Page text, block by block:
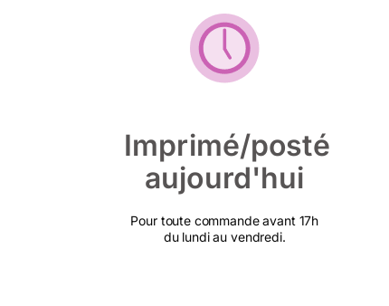
Imprimé/posté
aujourd'hui
Pour toute commande avant 17h
du lundi au vendredi.